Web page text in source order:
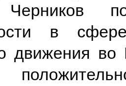
в
движения во